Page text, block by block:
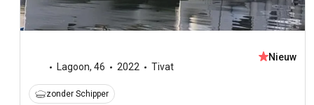
Lagoon, 46 2022 Tivat
Nieuw
zonder Schipper